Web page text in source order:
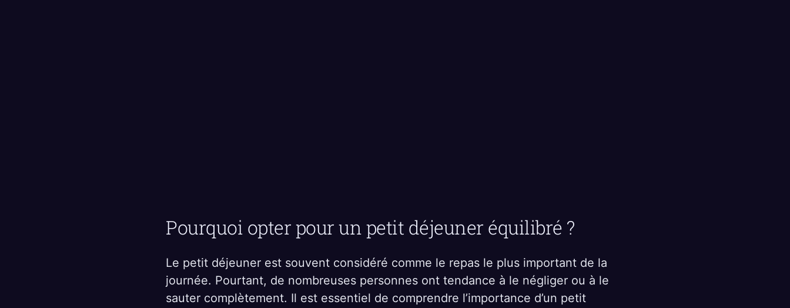
Pourquoi opter pour un petit déjeuner équilibré ?
Le petit déjeuner est souvent considéré comme le repas le plus important de la
journée. Pourtant, de nombreuses personnes ont tendance à le négliger ou à le
sauter complètement. Il est essentiel de comprendre l’importance d’un petit